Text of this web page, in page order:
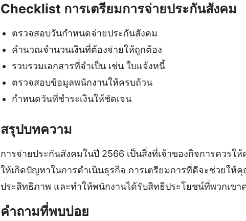
Checklist การเตรียมการจ่ายประกันสังคม
ตรวจสอบวันกำหนดจ่ายประกันสังคม
คำนวณจำนวนเงินที่ต้องจ่ายให้ถูกต้อง
รวบรวมเอกสารที่จำเป็น เช่น ใบแจ้งหนี้
ตรวจสอบข้อมูลพนักงานให้ครบถ้วน
กำหนดวันที่ชำระเงินให้ชัดเจน
สรุปบทความ
การจ่ายประกันสังคมในปี 2566 เป็นสิ่งที่เจ้าของกิจการควรใ
ให้เกิดปัญหาในการดำเนินธุรกิจ การเตรียมการที่ดีจะช่วยให้
ประสิทธิภาพ และทำให้พนักงานได้รับสิทธิประโยชน์ที่พวกเขา
คำถามที่พบบ่อย